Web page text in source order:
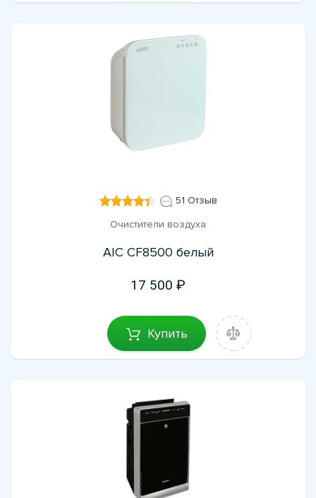
51 Отзыв
Очистители воздуха
AIC CF8500 белый
17 500
Купить